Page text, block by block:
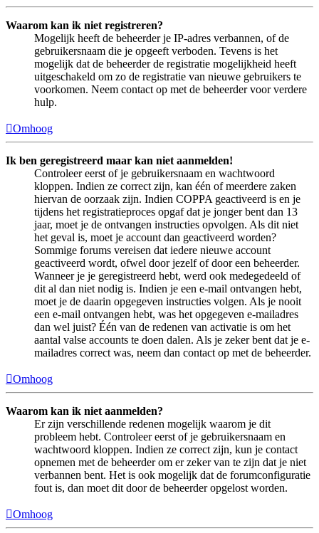
Waarom kan ik niet registreren?
Mogelijk heeft de beheerder je IP-adres verbannen, of de
gebruikersnaam die je opgeeft verboden. Tevens is het
mogelijk dat de beheerder de registratie mogelijkheid heeft
uitgeschakeld om zo de registratie van nieuwe gebruikers te
voorkomen. Neem contact op met de beheerder voor verdere
hulp.
Omhoog
Ik ben geregistreerd maar kan niet aanmelden!
Controleer eerst of je gebruikersnaam en wachtwoord
kloppen. Indien ze correct zijn, kan één of meerdere zaken
hiervan de oorzaak zijn. Indien COPPA geactiveerd is en je
tijdens het registratieproces opgaf dat je jonger bent dan 13
jaar, moet je de ontvangen instructies opvolgen. Als dit niet
het geval is, moet je account dan geactiveerd worden?
Sommige forums vereisen dat iedere nieuwe account
geactiveerd wordt, ofwel door jezelf of door een beheerder.
Wanneer je je geregistreerd hebt, werd ook medegedeeld of
dit al dan niet nodig is. Indien je een e-mail ontvangen hebt,
moet je de daarin opgegeven instructies volgen. Als je nooit
een e-mail ontvangen hebt, was het opgegeven e-mailadres
dan wel juist? Één van de redenen van activatie is om het
aantal valse accounts te doen dalen. Als je zeker bent dat je e-
mailadres correct was, neem dan contact op met de beheerder.
Omhoog
Waarom kan ik niet aanmelden?
Er zijn verschillende redenen mogelijk waarom je dit
probleem hebt. Controleer eerst of je gebruikersnaam en
wachtwoord kloppen. Indien ze correct zijn, kun je contact
opnemen met de beheerder om er zeker van te zijn dat je niet
verbannen bent. Het is ook mogelijk dat de forumconfiguratie
fout is, dan moet dit door de beheerder opgelost worden.
Omhoog